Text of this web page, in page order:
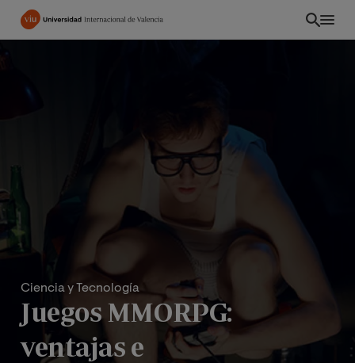
Pasar
Ciencia y Tecnología
Juegos MMORPG:
ventajas e